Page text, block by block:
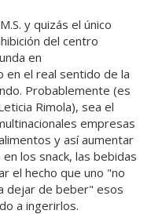
y quizás el único
del centro
en
en el real sentido de la
Probablemente (es
Rimola), sea el
empresas
y así aumentar
los snack, las bebidas
el hecho que uno "no
dejar de beber" esos
a ingerirlos.